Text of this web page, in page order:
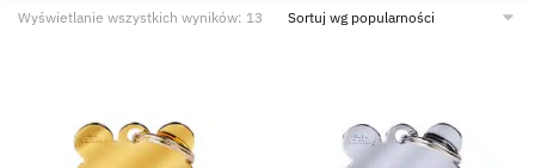
Wyświetlanie wszystkich wyników: 13